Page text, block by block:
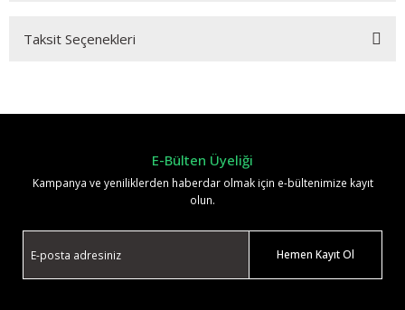
Taksit Seçenekleri
E-Bülten Üyeliği
Kampanya ve yeniliklerden haberdar olmak için e-bültenimize kayıt
olun.
Hemen Kayıt Ol